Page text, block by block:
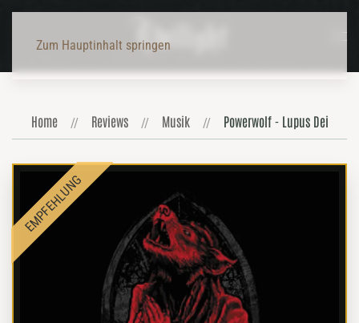
Zum Hauptinhalt springen
Home Reviews Musik Powerwolf - Lupus Dei